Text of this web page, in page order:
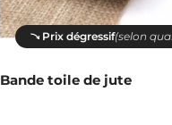
Prix dégressif(selon
Bande toile de jute